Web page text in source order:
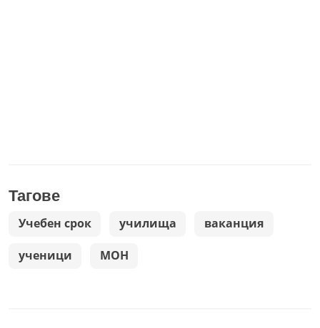
Тагове
Учебен срок училища ваканция
ученици МОН